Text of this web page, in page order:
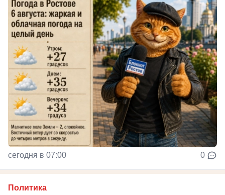
сегодня в 07:00 0
Политика